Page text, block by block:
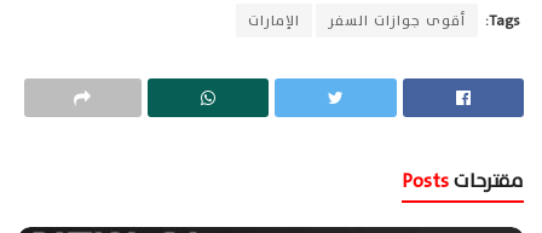
Tags: أقوى جوازات السفر الإمارات
مقترحات